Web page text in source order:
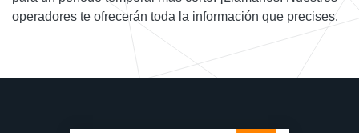
operadores te ofrecerán toda la información que precises.